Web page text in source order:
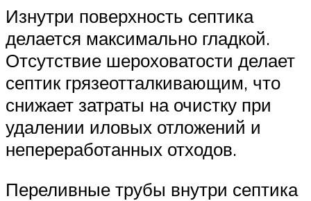
Изнутри поверхность септика
делается максимально гладкой.
Отсутствие шероховатости делает
септик грязеотталкивающим, что
снижает затраты на очистку при
удалении иловых отложений и
непереработанных отходов.
Переливные трубы внутри септика